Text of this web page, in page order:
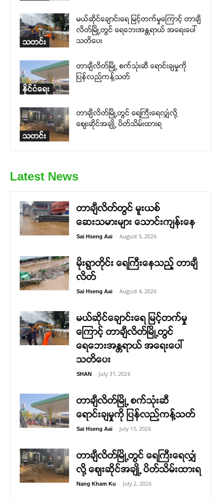
သတင်း
မယ်ဆိုင်ချောင်းရေ မြင့်တက်မှုကြောင့် တာချီ
လိတ်မြို့တွင် ရေဘေးအန္တရာယ် အရေးပေါ်
သတိပေး
နိုင်ငံရေး
တာချီလိတ်မြို့ စက်သုံးဆီ ရောင်းချမှုကို
ပြန်လည်ကန့်သတ်
သတင်း
တာချီလိတ်မြို့တွင် ရေကြီးရေလျှံလို့
ဈေးဆိုင်အချို့ ပိတ်သိမ်းထားရ
Latest News
တာချီလိတ်တွင် မူးယစ်
ဆေးသမားများ သောင်းကျန်းနေ
Sai Hseng Aai - August 5, 2026
မိုးရွာတိုင်း ရေကြီးနေသည့် တာချီ
လိတ်
Sai Hseng Aai - August 4, 2026
မယ်ဆိုင်ချောင်းရေ မြင့်တက်မှု
ကြောင့် တာချီလိတ်မြို့တွင်
ရေဘေးအန္တရာယ် အရေးပေါ်
သတိပေး
SHAN - July 31, 2026
တာချီလိတ်မြို့ စက်သုံးဆီ
ရောင်းချမှုကို ပြန်လည်ကန့်သတ်
Sai Hseng Aai - July 15, 2026
တာချီလိတ်မြို့တွင် ရေကြီးရေလျှံ
လို့ ဈေးဆိုင်အချို့ ပိတ်သိမ်းထားရ
Nang Kham Ku - July 2, 2026